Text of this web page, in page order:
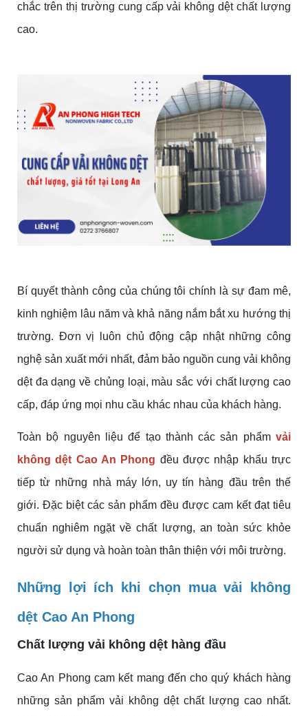
chắc trên thị trường cung cấp vải không dệt chất lượng
cao.
Bí quyết thành công của chúng tôi chính là sự đam mê,
kinh nghiệm lâu năm và khả năng nắm bắt xu hướng thị
trường. Đơn vị luôn chủ động cập nhật những công
nghệ sản xuất mới nhất, đảm bảo nguồn cung vải không
dệt đa dạng về chủng loại, màu sắc với chất lượng cao
cấp, đáp ứng mọi nhu cầu khác nhau của khách hàng.
Toàn bộ nguyên liệu để tạo thành các sản phẩm vải
không dệt Cao An Phong đều được nhập khẩu trực
tiếp từ những nhà máy lớn, uy tín hàng đầu trên thế
giới. Đặc biệt các sản phẩm đều được cam kết đạt tiêu
chuẩn nghiêm ngặt về chất lượng, an toàn sức khỏe
người sử dụng và hoàn toàn thân thiện với môi trường.
Những lợi ích khi chọn mua vải không
dệt Cao An Phong
Chất lượng vải không dệt hàng đầu
Cao An Phong cam kết mang đến cho quý khách hàng
những sản phẩm vải không dệt chất lượng cao nhất.